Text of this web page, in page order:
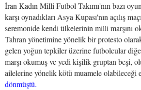
İran Kadın Milli Futbol Takımı'nın bazı
karşı oynadıkları Asya Kupası'nın açılış
seremonide kendi ülkelerinin milli marşını
Tahran yönetimine yönelik bir protesto
gelen yoğun tepkiler üzerine futbolcular
marşı okumuş ve yedi kişilik gruptan beşi,
ailelerine yönelik kötü muamele olabileceği
dönmüştü.